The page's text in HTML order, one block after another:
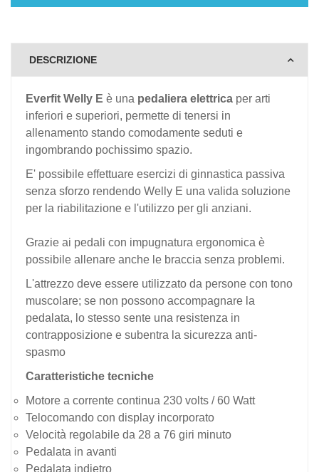
DESCRIZIONE
Everfit Welly E è una pedaliera elettrica per arti
inferiori e superiori, permette di tenersi in
allenamento stando comodamente seduti e
ingombrando pochissimo spazio.
E' possibile effettuare esercizi di ginnastica passiva
senza sforzo rendendo Welly E una valida soluzione
per la riabilitazione e l'utilizzo per gli anziani.
Grazie ai pedali con impugnatura ergonomica è
possibile allenare anche le braccia senza problemi.
L'attrezzo deve essere utilizzato da persone con tono
muscolare; se non possono accompagnare la
pedalata, lo stesso sente una resistenza in
contrapposizione e subentra la sicurezza anti-
spasmo
Caratteristiche tecniche
Motore a corrente continua 230 volts / 60 Watt
Telocomando con display incorporato
Velocità regolabile da 28 a 76 giri minuto
Pedalata in avanti
Pedalata indietro